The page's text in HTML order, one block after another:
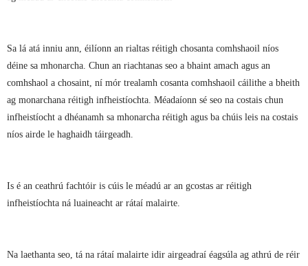
Sa lá atá inniu ann, éilíonn an rialtas réitigh chosanta comhshaoil ​​níos
déine sa mhonarcha. Chun an riachtanas seo a bhaint amach agus an
comhshaol a chosaint, ní mór trealamh cosanta comhshaoil ​​cáilithe a bheith
ag monarchana réitigh infheistíochta. Méadaíonn sé seo na costais chun
infheistíocht a dhéanamh sa mhonarcha réitigh agus ba chúis leis na costais
níos airde le haghaidh táirgeadh.
Is é an ceathrú fachtóir is cúis le méadú ar an gcostas ar réitigh
infheistíochta ná luaineacht ar rátaí malairte.
Na laethanta seo, tá na rátaí malairte idir airgeadraí éagsúla ag athrú de réir